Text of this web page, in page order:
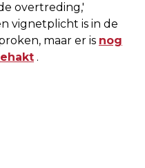
overtreding,'
vignetplicht is in de
maar er is nog
.